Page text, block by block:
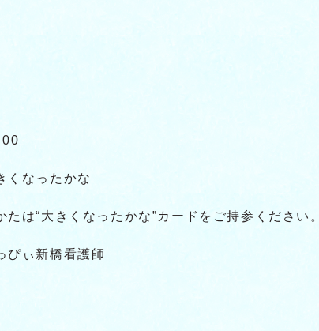
くなったかな
たは“大きくなったかな”カードをご持参ください。
ぴぃ新橋看護師